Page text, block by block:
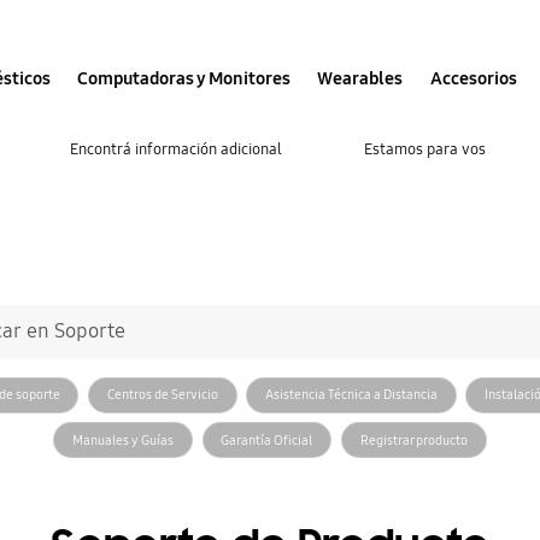
Computadoras y Monitores Wearables Accesorios
Encontrá información adicional Estamos para vos
en Soporte
soporte Centros de Servicio Asistencia Técnica a Distancia
Manuales y Guías Garantía Oficial Registrar producto